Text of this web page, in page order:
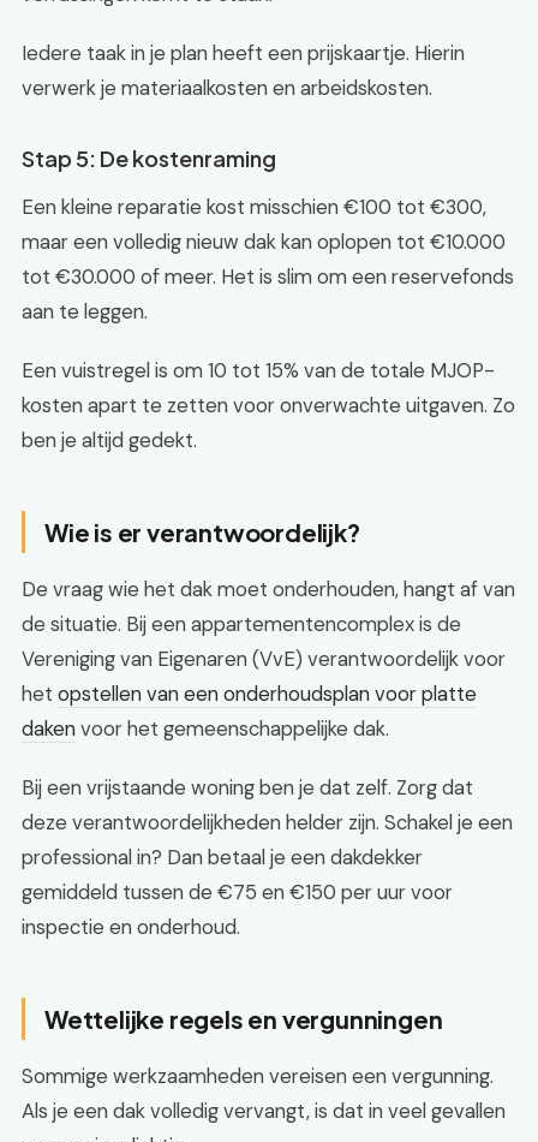
Iedere taak in je plan heeft een prijskaartje. Hierin
verwerk je materiaalkosten en arbeidskosten.
Stap 5: De kostenraming
Een kleine reparatie kost misschien €100 tot €300,
maar een volledig nieuw dak kan oplopen tot €10.000
tot €30.000 of meer. Het is slim om een reservefonds
aan te leggen.
Een vuistregel is om 10 tot 15% van de totale MJOP-
kosten apart te zetten voor onverwachte uitgaven. Zo
ben je altijd gedekt.
Wie is er verantwoordelijk?
De vraag wie het dak moet onderhouden, hangt af van
de situatie. Bij een appartementencomplex is de
Vereniging van Eigenaren (VvE) verantwoordelijk voor
het opstellen van een onderhoudsplan voor platte
dakenvoor het gemeenschappelijke dak.
Bij een vrijstaande woning ben je dat zelf. Zorg dat
deze verantwoordelijkheden helder zijn. Schakel je een
professional in? Dan betaal je een dakdekker
gemiddeld tussen de €75 en €150 per uur voor
inspectie en onderhoud.
Wettelijke regels en vergunningen
Sommige werkzaamheden vereisen een vergunning.
Als je een dak volledig vervangt, is dat in veel gevallen